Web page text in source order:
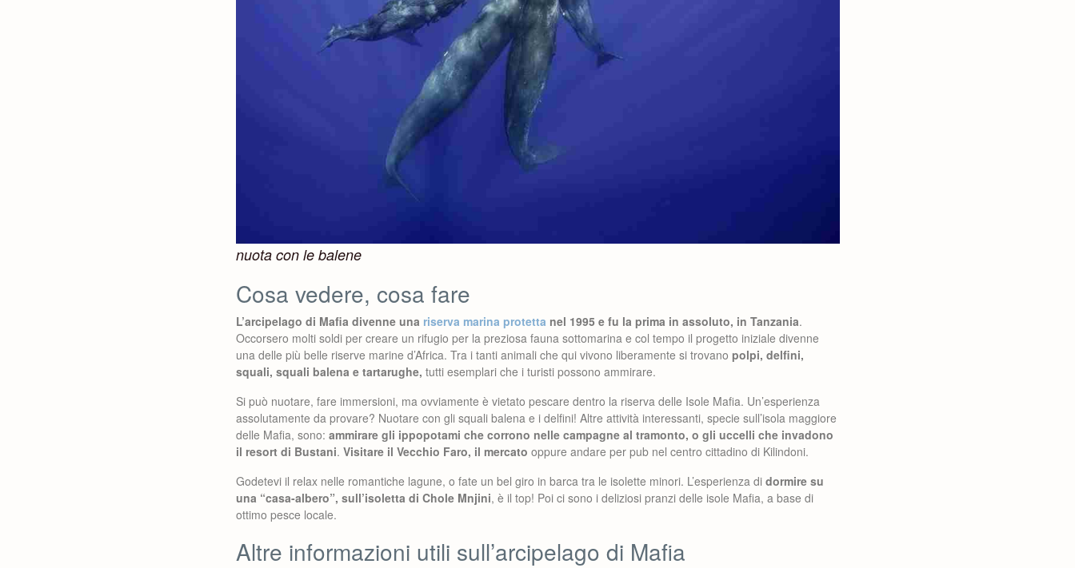
nuota con le balene
Cosa vedere, cosa fare
L’arcipelago di Mafia divenne una riserva marina protetta nel 1995 e fu la prima in assoluto, in Tanzania.
Occorsero molti soldi per creare un rifugio per la preziosa fauna sottomarina e col tempo il progetto iniziale divenne
una delle più belle riserve marine d’Africa. Tra i tanti animali che qui vivono liberamente si trovano polpi, delfini,
squali, squali balena e tartarughe, tutti esemplari che i turisti possono ammirare.
Si può nuotare, fare immersioni, ma ovviamente è vietato pescare dentro la riserva delle Isole Mafia. Un’esperienza
assolutamente da provare? Nuotare con gli squali balena e i delfini! Altre attività interessanti, specie sull’isola maggiore
delle Mafia, sono: ammirare gli ippopotami che corrono nelle campagne al tramonto, o gli uccelli che invadono
il resort di Bustani. Visitare il Vecchio Faro, il mercato oppure andare per pub nel centro cittadino di Kilindoni.
Godetevi il relax nelle romantiche lagune, o fate un bel giro in barca tra le isolette minori. L’esperienza di dormire su
una “casa-albero”, sull’isoletta di Chole Mnjini, è il top! Poi ci sono i deliziosi pranzi delle isole Mafia, a base di
ottimo pesce locale.
Altre informazioni utili sull’arcipelago di Mafia